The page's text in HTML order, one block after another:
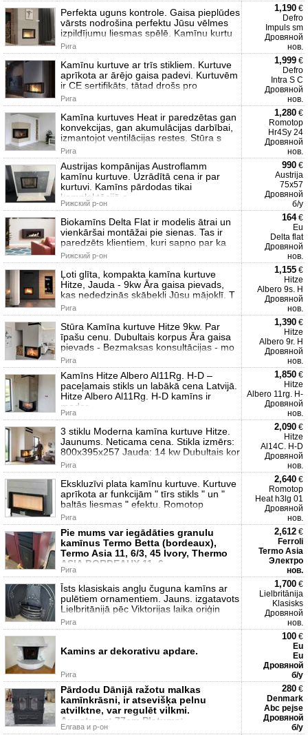
Perfekta uguns kontrole. Gaisa pieplūdes
vārsts nodrošina perfektu Jūsu vēlmes
izpildījumu liesmas spēlē. Kamīnu kurtu
Рига
1,190 €
Defro
Impuls sm
Дровяной
нов.
Kamīnu kurtuve ar trīs stikliem. Kurtuve
aprīkota ar ārējo gaisa padevi. Kurtuvēm
ir CE sertifikāts, tātad drošs pro
Рига
1,999 €
Defro
Intra S C
Дровяной
нов.
Kamīna kurtuves Heat ir paredzētas gan
konvekcijas, gan akumulācijas darbībai,
izmantojot ventilācijas restes. Stūra s
Рига
1,280 €
Romotop
Hr4Sy 24
Дровяной
нов.
Austrijas kompānijas Austroflamm
kamīnu kurtuve. Uzrādītā cena ir par
kurtuvi. Kamīns pārdodas tikai
komplektācijā a
Рижский р-он
990 €
Austrija
75x57
Дровяной
б/у
Biokamīns Delta Flat ir modelis ātrai un
vienkāršai montāžai pie sienas. Tas ir
paredzēts klientiem, kuri sapņo par ka
Рижский р-он
164€
Eu
Delta flat
Дровяной
нов.
Ļoti glīta, kompakta kamīna kurtuve
Hitze, Jauda - 9kw Āra gaisa pievads,
kas nededzinās skābekli Jūsu mājoklī. T
Рига
1,155 €
Hitze
Albero 9s. H
Дровяной
нов.
Stūra Kamīna kurtuve Hitze 9kw. Par
īpašu cenu. Dubultais korpus Āra gaisa
pievads - Bezmaksas konsultācijas - mo
Рига
1,390 €
Hitze
Albero 9r. H
Дровяной
нов.
Kamīns Hitze Albero Al11Rg. H-D –
paceļamais stikls un labākā cena Latvijā.
Hitze Albero Al11Rg. H-D kamīns ir
moder
Рига
1,850 €
Hitze
Albero 11rg. H-
Дровяной
нов.
3 stiklu Moderna kamīna kurtuve Hitze.
Jaunums. Neticama cena. Stikla izmērs:
800x395x257 Jauda: 14 kw Dubultais kor
Рига
2,090 €
Hitze
Al14C. H-D
Дровяной
нов.
Ekskluzīvi plata kamīnu kurtuve. Kurtuve
aprīkota ar funkcijām " tīrs stikls " un "
baltās liesmas " efektu. Romotop
Рига
2,640 €
Romotop
Heat h3lg 01
Дровяной
нов.
Pie mums var iegādāties granulu
kamīnus Termo Betta (bordeaux),
Termo Asia 11, 6/3, 45 Ivory, Thermo
ASIA BORDEAUX 11, 6
Рига
2,612 €
Ferroli
Termo Asia
Электро
нов.
Īsts klasiskais angļu čuguna kamīns ar
pulētiem ornamentiem. Jauns. izgatavots
Lielbritānijā pēc Viktorijas laika oriģin
Рига
1,700 €
Lielbritānija
Klasisks
Дровяной
нов.
Kamins ar dekorativu apdare.
Рига
100 €
Eu
Eu
Дровяной
б/у
Pārdodu Dānijā ražotu malkas
kamīnkrāsni, ir atsevišķa pelnu
atvilktne, var regulēt vilkmi.
Augstums: 77cm Platums:
Елгава и р-он
280 €
Denmark
Abc pejse
Дровяной
б/у